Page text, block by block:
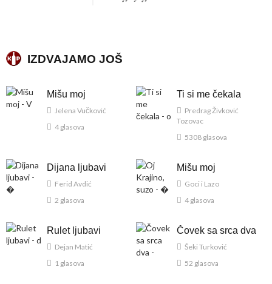
IZDVAJAMO JOŠ
Mišu moj
Jelena Vučković
4 glasova
Ti si me čekala
Predrag Živković
Tozovac
5308 glasova
Dijana ljubavi
Ferid Avdić
2 glasova
Mišu moj
Goci i Lazo
4 glasova
Rulet ljubavi
Dejan Matić
1 glasova
Čovek sa srca dva
Šeki Turković
52 glasova